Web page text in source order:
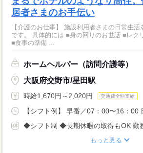
居者さまのお手伝い
【介護のお仕事】 施設利用者さまの日常生
です。 具体的には ■身の回りのお世話 ■レクリエーションの見守り
■食事の準備 ...
ホームヘルパー（訪問介護等）
大阪府交野市/星田駅
時給1,670円～2,020円 交通費全額支給
【シフト例】 早番／07：00〜16：00
◆シフト制 ◆長期休暇の取得もOK 勤
もっと見る